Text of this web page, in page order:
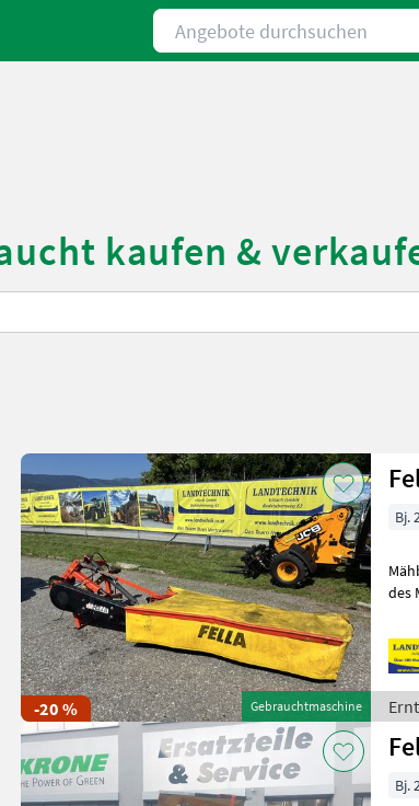
Angebote durchsuchen
kaufen &
-20 % Gebrauchtmaschine
Bj.
des
Bj.